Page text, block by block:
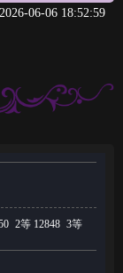
06-06 18:52:59
2等 12848 3等